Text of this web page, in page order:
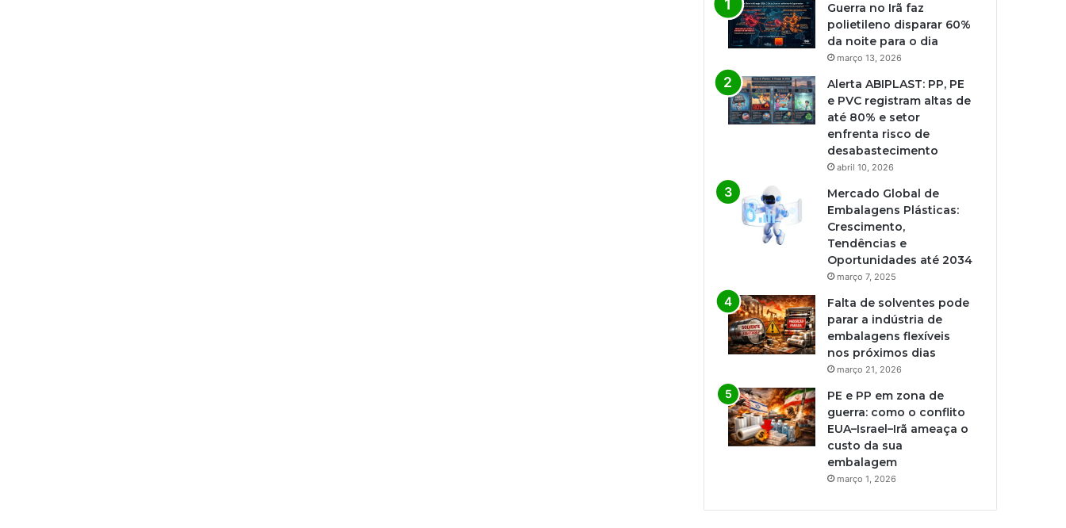
Guerra no Irã faz
polietileno disparar 60%
da noite para o dia
março 13, 2026
Alerta ABIPLAST: PP, PE
e PVC registram altas de
até 80% e setor
enfrenta risco de
desabastecimento
abril 10, 2026
Mercado Global de
Embalagens Plásticas:
Crescimento,
Tendências e
Oportunidades até 2034
março 7, 2025
Falta de solventes pode
parar a indústria de
embalagens flexíveis
nos próximos dias
março 21, 2026
PE e PP em zona de
guerra: como o conflito
EUA–Israel–Irã ameaça o
custo da sua
embalagem
março 1, 2026